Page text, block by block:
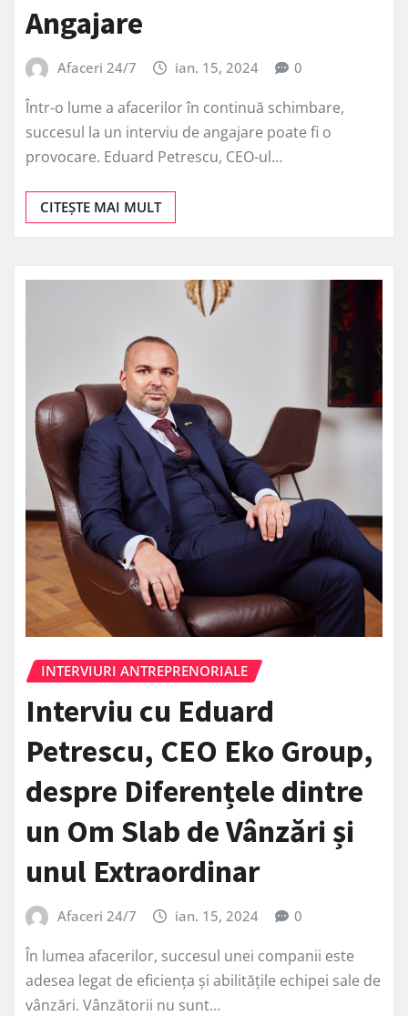
Angajare
Afaceri 24/7 ian. 15, 2024 0
Într-o lume a afacerilor în continuă schimbare,
succesul la un interviu de angajare poate fi o
provocare. Eduard Petrescu, CEO-ul…
CITEȘTE MAI MULT
INTERVIURI ANTREPRENORIALE
Interviu cu Eduard
Petrescu, CEO Eko Group,
despre Diferențele dintre
un Om Slab de Vânzări și
unul Extraordinar
Afaceri 24/7 ian. 15, 2024 0
În lumea afacerilor, succesul unei companii este
adesea legat de eficiența și abilitățile echipei sale de
vânzări. Vânzătorii nu sunt…